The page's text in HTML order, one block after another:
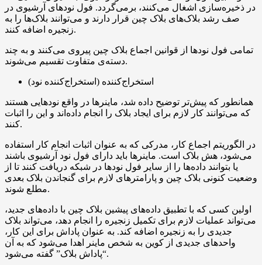
در ذخیره‌سازی اشغال می‌کنند، برمی‌گردد. فول نودهای آرشیوی در
صف رشد بلاک‌های بلاک چین قرار دارند و می‌توانند بلاک‌ها را به
زنجیره اضافه کنند.
تمامی فول نودها از قوانین اجماع بلاک چین پیروی می‌کنند و به چند
دسته‌ی متفاوت تقسیم می‌شوند.
استخراج‌کننده (استخراج‌کننده نود)
همانطور که پیش‌تر توضیح داده شد، ماینرها در واقع نودهایی هستند
که می‌توانند کار لازم برای ایجاد بلاک را انجام داده‌اند و این را اثبات
کنند.
در الگوریتم اجماع کار، مدرکی که به عنوان اثبات انجام کار استفاده
می‌شود، هش بلاک است. ماینرها باید دارای فول نود آرشیوی باشند
یا بتوانند داده‌ها را از سایر فول نودها در شبکه دریافت کنند تا از
وضعیت کنونی بلاک چین و پارامترهای لازم برای گنجاندن بلاک بعدی
مطلع شوند.
اولین کسی که با تطبیق داده‌های پیشین بلاک چین با داده‌های جدید،
می‌تواند عملیات لازم برای تکمیل زنجیره را انجام دهد، می‌تواند بلاک
جدیدی را به زنجیره اضافه کند. به عنوان پاداش برای این کار،
واحدهای جدیدی از کوین به شخص ماینر اهدا می‌شود که به آن
“پاداش بلاک” گفته می‌شود.